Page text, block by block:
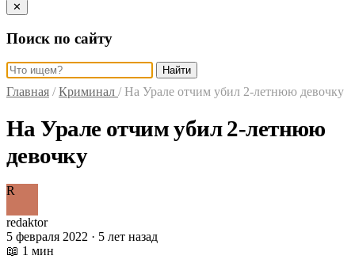
✕
Поиск по сайту
Найти
Главная / Криминал / На Урале отчим убил 2-летнюю девочку
На Урале отчим убил 2-летнюю
девочку
R
redaktor
5 февраля 2022 · 5 лет назад
📖 1 мин